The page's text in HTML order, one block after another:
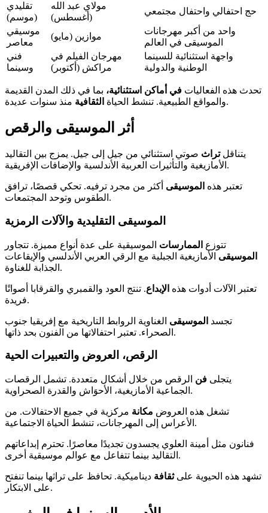
تقليدي
(موسم)
مولاي عبد الله
(أغسطس)
حج احتفالي واحتفال مجتمعي
موسيقي
معاصر
موازين (مايو)
واحد من أكبر مهرجانات
الموسيقى في العالم
فني
وسينما
مهرجان الفيلم في
مراكش (أكتوبر)
واجهة استثنائية للسينما
الوطنية والدولية
تحدث هذه الفعاليات في أماكن استثنائية، بما في ذلك المدن القديمة
والمواقع الطبيعية. تنشط الحياة الثقافية منذ سنوات عديدة.
أثر الموسيقى والرقص
يتناقلتراث صوتي استثنائي من جيل إلى جيل. يمزج بين التقاليد
الأمازيغية والتأثيرات العربية الأندلسية والإضافات الإفريقية.
تعتبر هذه الموسيقى أكثر من مجرد ترفيه. تحكي قصصًا، ترافق
الطقوس وتوحد المجتمعات.
الموسيقى التقليدية والآلات الرمزية
تتوزع الممارسات الموسيقية على عدة أنواع مميزة. تتجاور
الموسيقى الأمازيغية الجبلية مع الرقي العربي الأندلسي والإيقاعات
الجذابة للغناوة.
تعتبر الآلات أدوات هذه الإبداع. تنتج العود والقمبري والقرقابا أصواتًا
فريدة.
تجسد الموسيقى الغناوية الروابط التاريخية مع إفريقيا جنوب
الصحراء. تعتبر احتفالاتها من الفنون بحد ذاتها.
الرقص، العروض والتعبيرات الحية
يتجلى فن الرقص من خلال أشكال متعددة. تشمل الرقصات
الجماعية الأمازيغية، الأحوَاش والقدرة الصحراوية.
تشغل هذه العروض مكانة مركزية في جميع الاحتفالات. من
الأعراس إلى المهرجانات، تنشط الحياة الاجتماعية.
فنانون مثل أمينة العلوي يجسدون تجديدًا معاصرًا. تحترم إبداعاتهم
التقاليد بينما تتفاعل مع عوالم موسيقية أخرى.
تشهد هذه الحيوية علىثقافة ديناميكية. تحافظ على تراثها بينما تنفتح
على الابتكار.